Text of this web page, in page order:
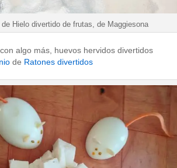
de Hielo divertido de frutas, de Maggiesona
algo más, huevos hervidos divertidos
de Ratones divertidos